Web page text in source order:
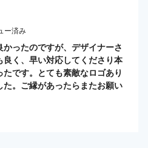
ー済み
かったのですが、デザイナーさ
良く、早い対応してくださり本
です。とても素敵なロゴあり
た。ご縁があったらまたお願い